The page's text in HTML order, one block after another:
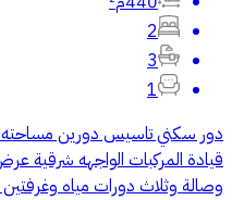
2
3
1
وصالة وثلاث دورات مياه